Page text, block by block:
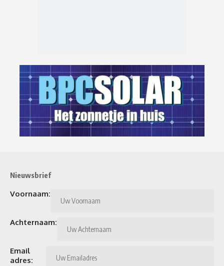
Nieuwsbrief
Voornaam:
Achternaam:
Email
adres: